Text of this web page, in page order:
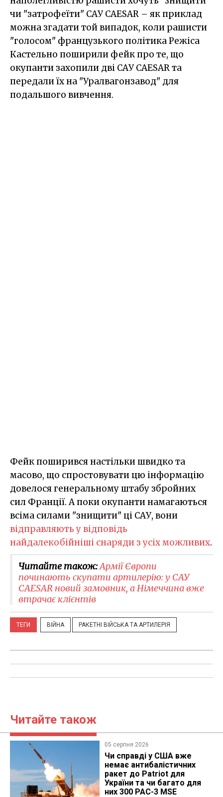
чи "затрофеїти" САУ CAESAR – як приклад
можна згадати той випадок, коли рашисти
"голосом" французького політика Режіса
Кастельно поширили фейк про те, що
окупанти захопили дві САУ CAESAR та
передали їх на "Уралвагонзавод" для
подальшого вивчення.
Фейк поширився настільки швидко та
масово, що спростовувати цю інформацію
довелося генеральному штабу збройних
сил Франції. А поки окупанти намагаються
всіма силами "знищити" ці САУ, вони
відправляють у відповідь
найдалекобійніші снаряди з усіх можливих.
Читайте також:Армії Європи
починають скупати артилерію: у САУ
CAESAR новий замовник, а Німеччина вже
втрачає клієнтів
ТЕГИ ВІЙНА РАКЕТНІ ВІЙСЬКА ТА АРТИЛЕРІЯ
Читайте також
05 серпня 2026
Чи справді у США вже
немає антибалістичних
ракет до Patriot для
України та чи багато для
них 300 PAC-3 MSE